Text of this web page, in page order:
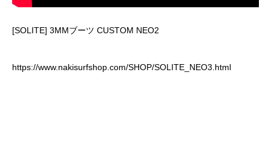
[SOLITE] 3MMブーツ CUSTOM NEO2
https://www.nakisurfshop.com/SHOP/SOLITE_NEO3.html